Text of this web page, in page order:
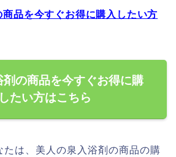
品を今すぐお得に購入したい方
剤の商品を今すぐお得に購
たい方はこちら
たは、美人の泉入浴剤の商品の購